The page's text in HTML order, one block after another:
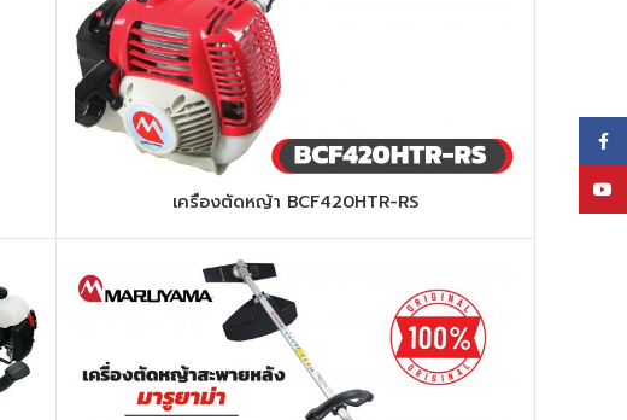
เครื่องตัดหญ้า BCF420HTR-RS